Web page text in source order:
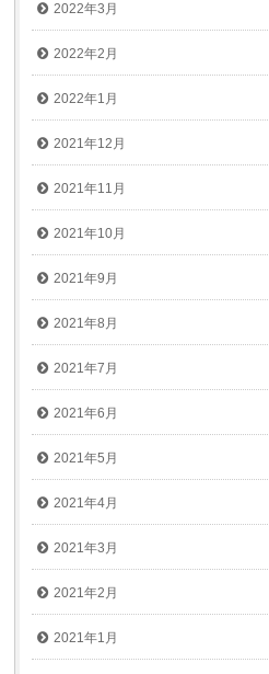
2022年3月
2022年2月
2022年1月
2021年12月
2021年11月
2021年10月
2021年9月
2021年8月
2021年7月
2021年6月
2021年5月
2021年4月
2021年3月
2021年2月
2021年1月